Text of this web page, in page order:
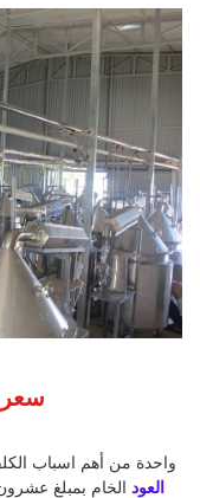
سعر
واحدة من أهم اسباب
العود الخام بمبلغ